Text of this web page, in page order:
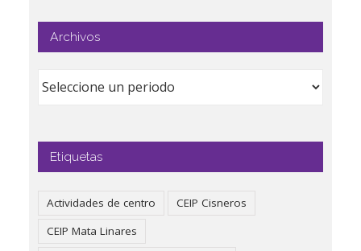
Archivos
Etiquetas
Actividades de centro
CEIP Cisneros
CEIP Mata Linares